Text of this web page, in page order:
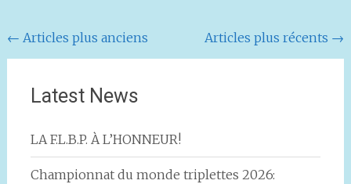
Navigation
au
sein
articles
← Articles plus anciens Articles plus récents →
Latest News
LA F.L.B.P. À L’HONNEUR!
Championnat du monde triplettes 2026: